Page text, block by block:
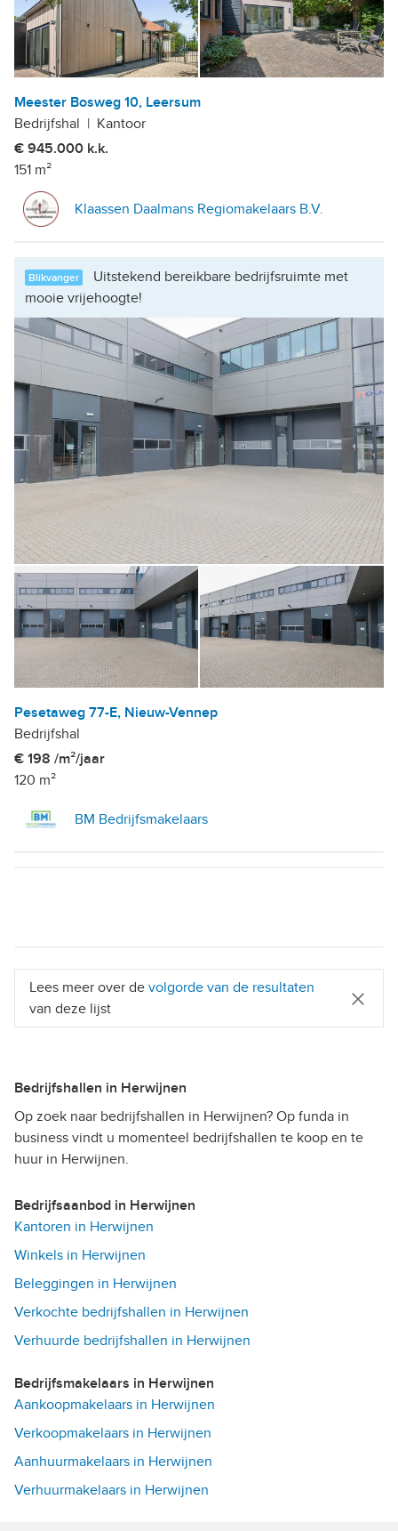
Meester Bosweg 10, Leersum
Bedrijfshal | Kantoor
€ 945.000 k.k.
151 m²
Klaassen Daalmans Regiomakelaars B.V.
Blikvanger
Uitstekend bereikbare bedrijfsruimte met
mooie vrijehoogte!
Pesetaweg 77-E, Nieuw-Vennep
Bedrijfshal
€ 198 /m²/jaar
120 m²
BM Bedrijfsmakelaars
Lees meer over de volgorde van de resultaten
van deze lijst
Bedrijfshallen in Herwijnen
Op zoek naar bedrijfshallen in Herwijnen? Op funda in
business vindt u momenteel bedrijfshallen te koop en te
huur in Herwijnen.
Bedrijfsaanbod in Herwijnen
Kantoren in Herwijnen
Winkels in Herwijnen
Beleggingen in Herwijnen
Verkochte bedrijfshallen in Herwijnen
Verhuurde bedrijfshallen in Herwijnen
Bedrijfsmakelaars in Herwijnen
Aankoopmakelaars in Herwijnen
Verkoopmakelaars in Herwijnen
Aanhuurmakelaars in Herwijnen
Verhuurmakelaars in Herwijnen